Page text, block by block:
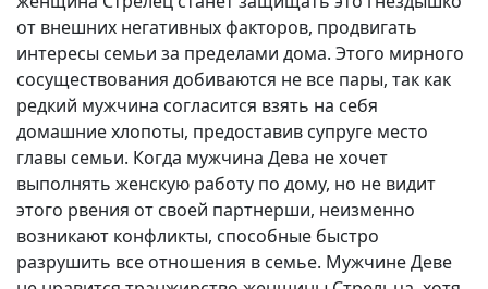
от внешних негативных факторов, продвигать
интересы семьи за пределами дома. Этого мирного
сосуществования добиваются не все пары, так как
редкий мужчина согласится взять на себя
домашние хлопоты, предоставив супруге место
главы семьи. Когда мужчина Дева не хочет
выполнять женскую работу по дому, но не видит
этого рвения от своей партнерши, неизменно
возникают конфликты, способные быстро
разрушить все отношения в семье. Мужчине Деве